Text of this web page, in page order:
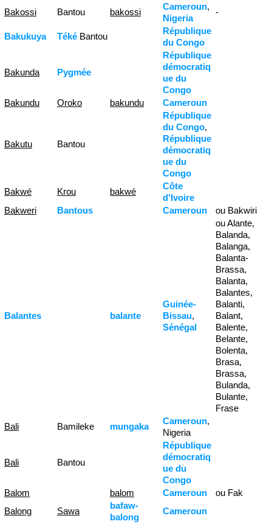
Bakossi
Bantou bakossi
Cameroun,
Nigeria
-
Bakukuya Téké Bantou
République
du Congo
Bakunda Pygmée
République
démocratiq
ue du
Congo
Bakundu
Oroko bakundu Cameroun
Bakutu Bantou
République
du Congo,
République
démocratiq
ue du
Congo
Bakwé
Krou bakwé
Côte
d'Ivoire
Bakweri
Bantous Cameroun ou Bakwiri
Balantes balante
Guinée-
Bissau,
Sénégal
ou Alante,
Balanda,
Balanga,
Balanta-
Brassa,
Balanta,
Balantes,
Balanti,
Balant,
Balente,
Belante,
Bolenta,
Brasa,
Brassa,
Bulanda,
Bulante,
Frase
Bali
Bamileke mungaka
Cameroun,
Nigeria
Bali Bantou
République
démocratiq
ue du
Congo
Balom
balom Cameroun
ou Fak
Balong
Sawa
bafaw-
balong
Cameroun